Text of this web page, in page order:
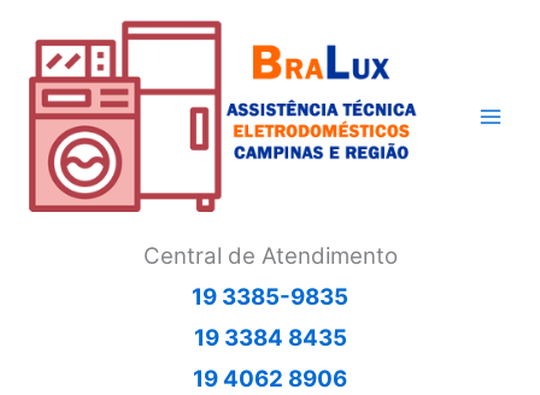
conteúdo
Central de Atendimento
19 3385-9835
19 3384 8435
19 4062 8906